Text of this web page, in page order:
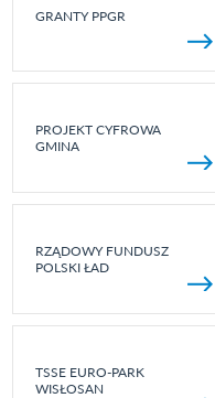
GRANTY PPGR
PROJEKT CYFROWA
GMINA
RZĄDOWY FUNDUSZ
POLSKI ŁAD
TSSE EURO-PARK
WISŁOSAN